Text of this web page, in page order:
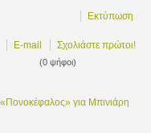
Εκτύπωση
E-mail
Σχολιάστε πρώτοι!
(0 ψήφοι)